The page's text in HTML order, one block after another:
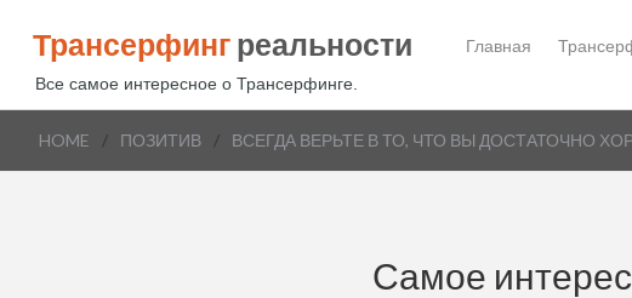
Трансерфинг реальности
Все самое интересное о Трансерфинге.
Главная
HOME / ПОЗИТИВ / ВСЕГДА ВЕРЬТЕ В ТО, ЧТО ВЫ ДОСТАТОЧНО
Самое